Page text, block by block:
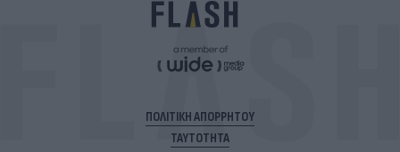
ΠΟΛΙΤΙΚΗ ΑΠΟΡΡΗΤΟΥ
ΤΑΥΤΟΤΗΤΑ